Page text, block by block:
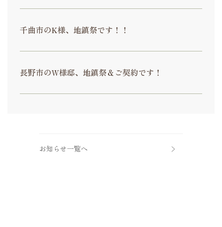
千曲市のK様、地鎮祭です！！
長野市のW様邸、地鎮祭＆ご契約です！
お知らせ一覧へ